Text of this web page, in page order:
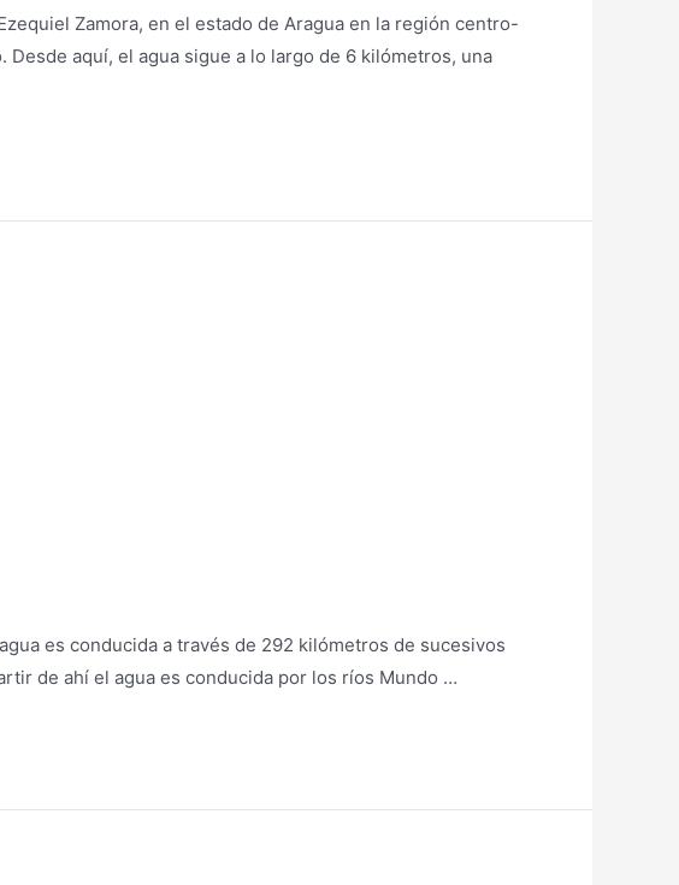
Zamora, en el estado de Aragua en la región centro-
aquí, el agua sigue a lo largo de 6 kilómetros, una
es conducida a través de 292 kilómetros de sucesivos
de ahí el agua es conducida por los ríos Mundo …